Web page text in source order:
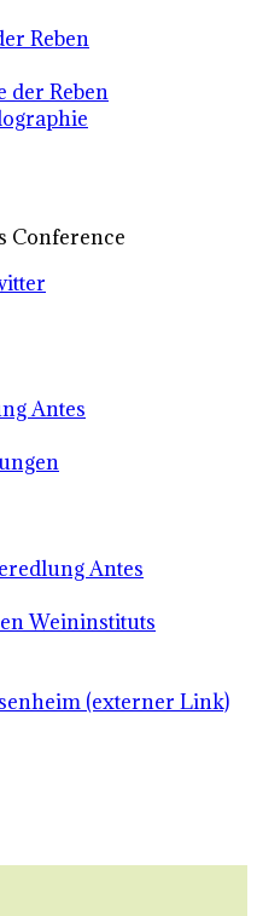
Reben
der Reben
Conference
Antes
Antes
Weininstituts
(externer Link)